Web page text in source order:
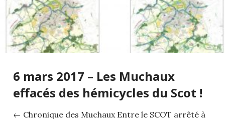
6 mars 2017 – Les Muchaux
effacés des hémicycles du Scot !
← Chronique des Muchaux Entre le SCOT arrêté à